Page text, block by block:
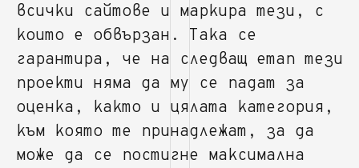
всички сайтове и маркира тези, с
които е обвързан. Така се
гарантира, че на следващ етап тези
проекти няма да му се падат за
оценка, както и цялата категория,
към която те принадлежат, за да
може да се постигне максимална